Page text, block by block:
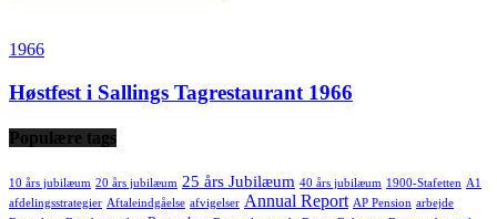
1966
Høstfest i Sallings Tagrestaurant 1966
Populære tags
10 års jubilæum 20 års jubilæum 25 års Jubilæum 40 års jubilæum 1900-Stafetten A1
afdelingsstrategier Aftaleindgåelse afvigelser Annual Report AP Pension arbejde